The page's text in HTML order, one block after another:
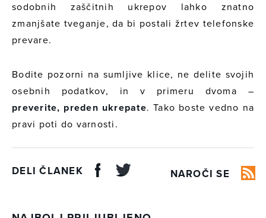
sodobnih zaščitnih ukrepov lahko znatno
zmanjšate tveganje, da bi postali žrtev telefonske
prevare.
Bodite pozorni na sumljive klice, ne delite svojih
osebnih podatkov, in v primeru dvoma –
preverite, preden ukrepate. Tako boste vedno na
pravi poti do varnosti.
DELI ČLANEK NAROČI SE